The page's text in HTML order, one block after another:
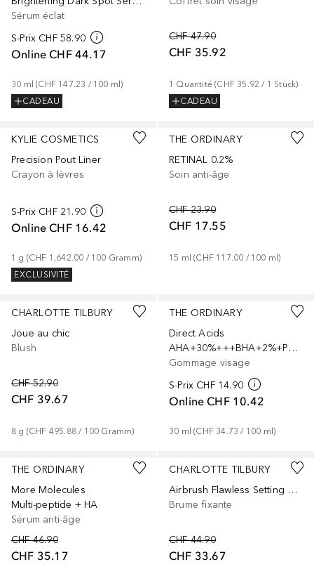
Sérum éclat
S-Prix CHF 58.90
Online CHF 44.17
30 ml (CHF 147.23 / 100 ml)
CADEAU
CHF 47.90
CHF 35.92
1 Quantité (CHF 35.92 / 1 Stück)
CADEAU
KYLIE COSMETICS
Precision Pout Liner
Crayon à lèvres
S-Prix CHF 21.90
Online CHF 16.42
1 g (CHF 1,642.00 / 100 Gramm)
EXCLUSIVITÉ
+9
THE ORDINARY
RETINAL 0.2%
Soin anti-âge
CHF 23.90
CHF 17.55
15 ml (CHF 117.00 / 100 ml)
CHARLOTTE TILBURY
Joue au chic
Blush
CHF 52.90
CHF 39.67
8 g (CHF 495.88 / 100 Gramm)
+5
THE ORDINARY
Direct Acids
AHA+30%+++BHA+2%+Peeling+Solution
Gommage visage
S-Prix CHF 14.90
Online CHF 10.42
30 ml (CHF 34.73 / 100 ml)
THE ORDINARY
More Molecules
Multi-peptide + HA
Sérum anti-âge
CHF 46.90
CHF 35.17
CHARLOTTE TILBURY
Airbrush Flawless Setting Spray Matte Blur
Brume fixante
CHF 44.90
CHF 33.67